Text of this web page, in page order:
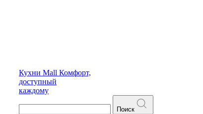
Кухни Mall Комфорт,
доступный
каждому
Поиск